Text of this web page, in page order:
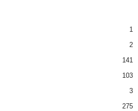
1
2
141
103
3
275